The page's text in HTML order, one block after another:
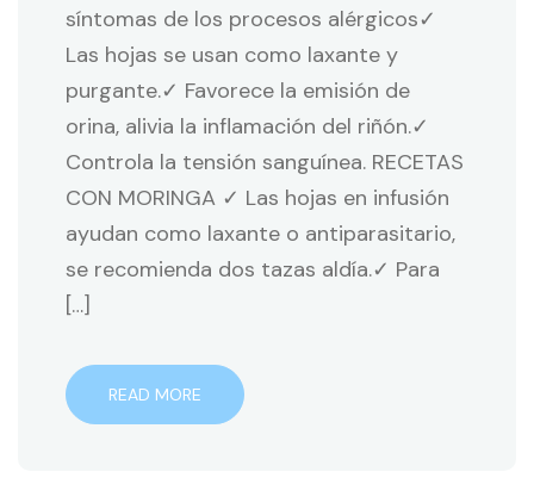
síntomas de los procesos alérgicos✓
Las hojas se usan como laxante y
purgante.✓ Favorece la emisión de
orina, alivia la inflamación del riñón.✓
Controla la tensión sanguínea. RECETAS
CON MORINGA ✓ Las hojas en infusión
ayudan como laxante o antiparasitario,
se recomienda dos tazas aldía.✓ Para
[…]
READ MORE